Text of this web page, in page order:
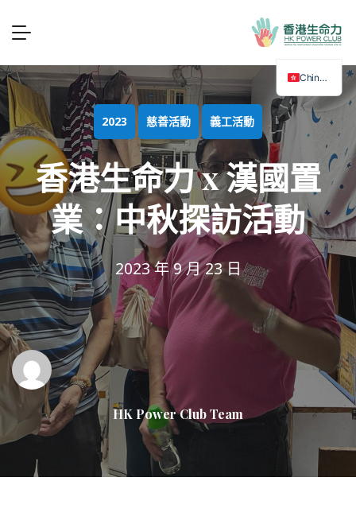
2023 慈善活動 義工活動
香港生命力 x 漢國置
業：中秋探訪活動
2023 年 9 月 23 日
HK Power Club Team
Chinese